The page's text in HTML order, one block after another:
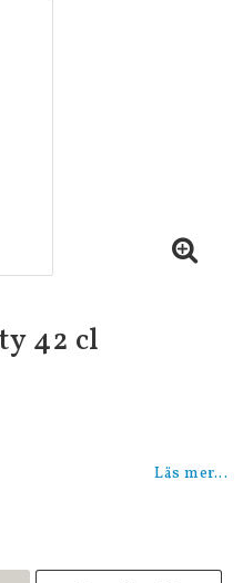
42 cl
Läs mer...